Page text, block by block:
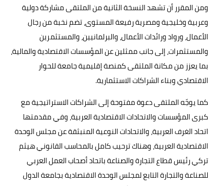
ومن المقرر أن تشهد النسخة الثانية من الملتقى مشاركة دولية
وعربية وخليجية ومصرية رفيعة المستوى، تضم نخبة من رجال
الأعمال، ورواد ورائدات الأعمال، والبرلمانيين، والمستثمرين
والمستثمرات، إلى جانب ممثلين عن المؤسسات الاقتصادية والمالية،
بما يعزز من مكانة الملتقى كمنصة إقليمية جامعة للحوار
الاقتصادي وبناء الشراكات الاستثمارية.
كما يوجّه الملتقى دعوة مفتوحة إلى الشراكات الاستراتيجية مع
كبرى المؤسسات والاتحادات الاقتصادية العربية، وفي مقدمتها
اتحاد الغرف العربية، والاتحادات النوعية المنبثقة عن مجلس الوحدة
الاقتصادية العربية، وهناك ترحيب كامل بالمحاسب القانوني هيثم
تركي رئيس قطاع التجارة والصناعة باتحاد أصحاب العمل العربي
للصناعة والتجارة التابع لمجلس الوحدة الاقتصادية بجامعة الدول